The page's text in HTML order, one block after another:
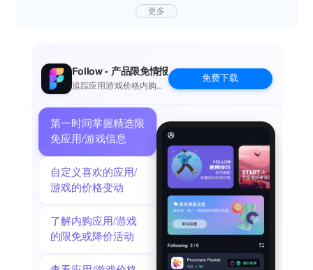
日扩展中的事件列表。 ◉ 24小时制AM＆PM。 ◉ 不同语言的
◉ 不同的颜色主题 ◉ 暗模式支持 EzyCal可与MacBook_Air，
MacBook Pro，iMac，MacBook，MacPro，Mac-Mini配合使
自定义要求。 ◎ 键盘快捷键：记录快捷键，需要在状态栏中打
开日历。 ◎ 主题：根据需要选择主题颜色。 ◎ 窗口大小：根
据不同的屏幕尺寸选择三种不同尺寸的日历窗口 如果您有任何
问题或建议，请联系support@appyogi.com。我们一直致力于
改进我们的应用程序并添加客户要求的有用功能！
更多
Follow - 产品限免情报
追踪应用游戏价格内购波
免费下载
第一时间掌握精选限
免应用/游戏信息
自定义喜欢的应用/
游戏的价格变动
了解内购应用/游戏
的限免或降价活动